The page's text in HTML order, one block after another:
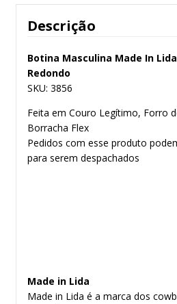
Descrição
Botina Masculina Made In
Redondo
SKU: 3856
Feita em Couro Legítimo, Forro
Borracha Flex
Pedidos com esse produto
para serem despachados
Made in Lida
Made in Lida é a marca dos